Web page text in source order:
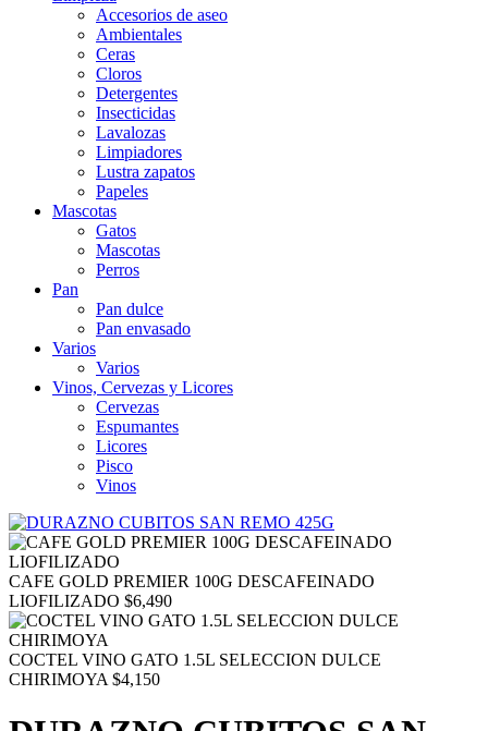
Accesorios de aseo
Ambientales
Ceras
Cloros
Detergentes
Insecticidas
Lavalozas
Limpiadores
Lustra zapatos
Papeles
Mascotas
Gatos
Mascotas
Perros
Pan
Pan dulce
Pan envasado
Varios
Varios
Vinos, Cervezas y Licores
Cervezas
Espumantes
Licores
Pisco
Vinos
CAFE GOLD PREMIER 100G DESCAFEINADO
LIOFILIZADO $6,490
COCTEL VINO GATO 1.5L SELECCION DULCE
CHIRIMOYA $4,150